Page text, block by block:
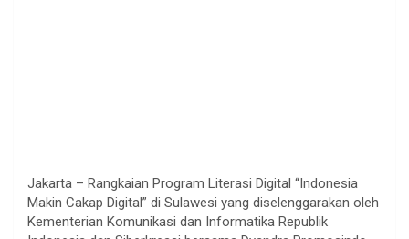
Jakarta – Rangkaian Program Literasi Digital “Indonesia
Makin Cakap Digital” di Sulawesi yang diselenggarakan oleh
Kementerian Komunikasi dan Informatika Republik